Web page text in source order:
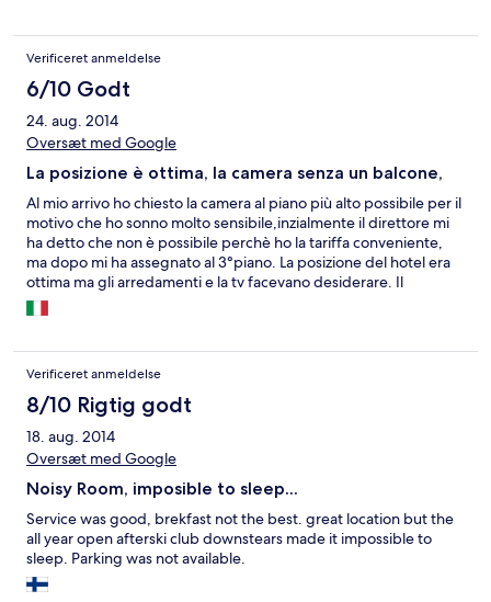
Verificeret anmeldelse
6/10 Godt
24. aug. 2014
Oversæt med Google
La posizione è ottima, la camera senza un balcone,
Al mio arrivo ho chiesto la camera al piano più alto possibile per il
motivo che ho sonno molto sensibile,inzialmente il direttore mi
ha detto che non è possibile perchè ho la tariffa conveniente,
ma dopo mi ha assegnato al 3°piano. La posizione del hotel era
ottima ma gli arredamenti e la tv facevano desiderare. Il
presonale dell'albergo erano gentili e disponibili.
Verificeret anmeldelse
8/10 Rigtig godt
18. aug. 2014
Oversæt med Google
Noisy Room, imposible to sleep...
Service was good, brekfast not the best. great location but the
all year open afterski club downstears made it impossible to
sleep. Parking was not available.